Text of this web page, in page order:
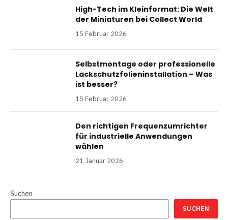
High-Tech im Kleinformat: Die Welt
der Miniaturen bei Collect World
15 Februar 2026
Selbstmontage oder professionelle
Lackschutzfolieninstallation – Was
ist besser?
15 Februar 2026
Den richtigen Frequenzumrichter
für industrielle Anwendungen
wählen
21 Januar 2026
Suchen
SUCHEN